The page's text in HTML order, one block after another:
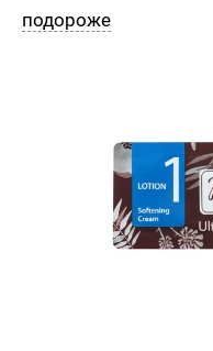
подороже